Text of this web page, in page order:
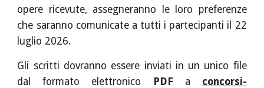
opere ricevute, assegneranno le loro preferenze
che saranno comunicate a tutti i partecipanti il 22
luglio 2026.
Gli scritti dovranno essere inviati in un unico file
dal formato elettronico
PDF a concorsi-